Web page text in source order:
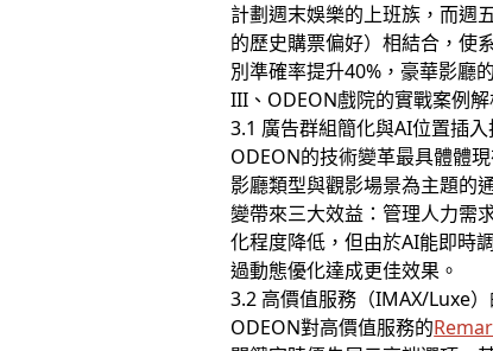
計劃週末娛樂的上班族，而週
的歷史購票偏好）相結合，使
別準確率提升40%，豪華影廳
III、ODEON戲院的實戰案例
3.1 廣告群組簡化與AI位置插
ODEON的技術變革最具體體
影廳類型與觀影場景為主題的
變帶來三大效益：管理人力需
化程度降低，但由於AI能即時
過動態優化達成更佳效果。
3.2 高價值服務（IMAX/Luxe
ODEON對高價值服務的